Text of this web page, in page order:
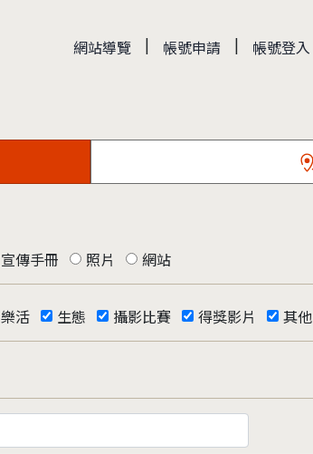
網站導覽 | 帳號申請 | 帳號登入
宣傳手冊 照片 網站
樂活 生態 攝影比賽 得獎影片 其他